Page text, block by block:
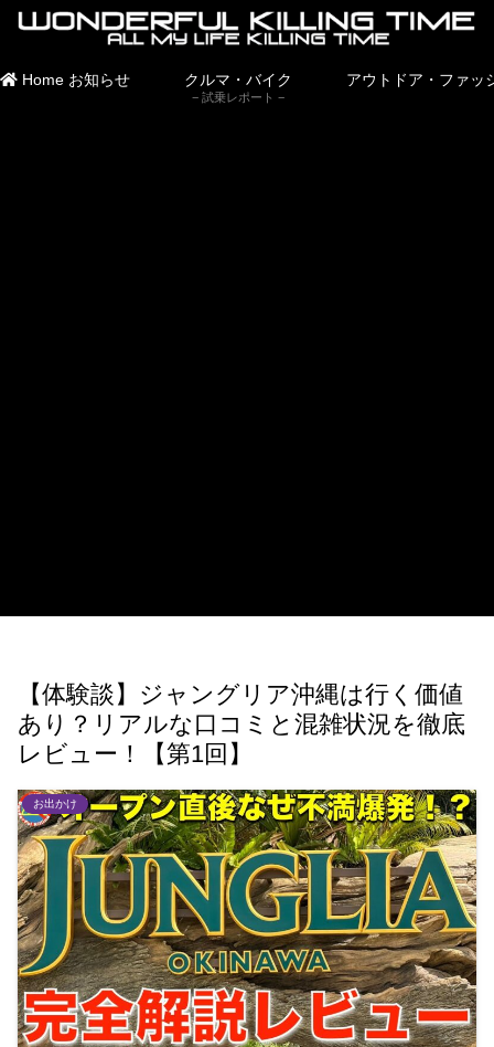
Home お知らせ クルマ・バイク
試乗レポート
アウトドア・ファッ
【体験談】ジャングリア沖縄は行く価値
あり？リアルな口コミと混雑状況を徹底
レビュー！【第1回】
お出かけ